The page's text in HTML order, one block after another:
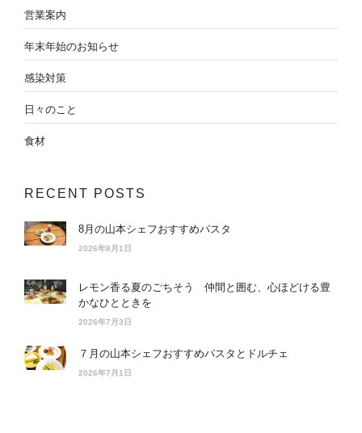
営業案内
年末年始のお知らせ
感染対策
日々のこと
食材
RECENT POSTS
8月の山本シェフおすすめパスタ
2026年8月1日
レモン香る夏のごちそう 仲間と囲む、心ほどける豊
かなひとときを
2026年7月3日
７月の山本シェフおすすめパスタとドルチェ
2026年7月1日